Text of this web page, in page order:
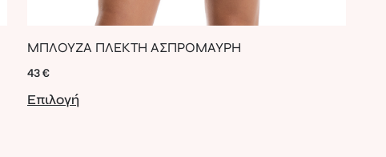
ΜΠΛΟΥΖΑ ΠΛΕΚΤΗ ΑΣΠΡΟΜΑΥΡΗ
43€
Επιλογή